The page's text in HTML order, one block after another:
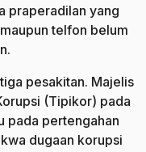
praperadilan yang
telfon belum
pesakitan. Majelis
(Tipikor) pada
pada pertengahan
dugaan korupsi